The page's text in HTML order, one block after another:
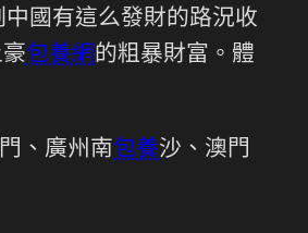
中國有這么發財的路況收
包養網的粗暴財富。體
、廣州南包養沙、澳門